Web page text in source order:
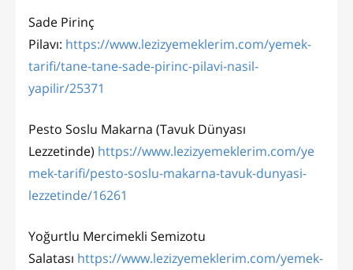
Sade Pirinç
Pilavı: https://www.lezizyemeklerim.com/yemek-
tarifi/tane-tane-sade-pirinc-pilavi-nasil-
yapilir/25371
Pesto Soslu Makarna (Tavuk Dünyası
Lezzetinde) https://www.lezizyemeklerim.com/ye
mek-tarifi/pesto-soslu-makarna-tavuk-dunyasi-
lezzetinde/16261
Yoğurtlu Mercimekli Semizotu
Salatası https://www.lezizyemeklerim.com/yemek-